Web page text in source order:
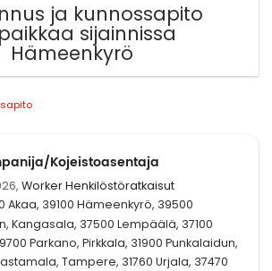
ja kunnossapito
sijainnissa
Hämeenkyrö
Kojeistoasentaja
Worker Henkilöstöratkaisut
Akaa, 39100 Hämeenkyrö, 39500
Kangasala, 37500 Lempäälä, 37100
Parkano, Pirkkala, 31900 Punkalaidun,
Tampere, 31760 Urjala, 37470